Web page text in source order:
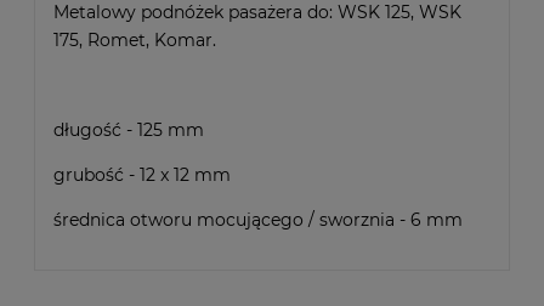
Metalowy podnóżek pasażera do: WSK 125, WSK
175, Romet, Komar.
długość - 125 mm
grubość - 12 x 12 mm
średnica otworu mocującego / sworznia - 6 mm